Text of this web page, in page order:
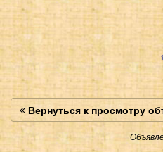
Вернуться к просмотру